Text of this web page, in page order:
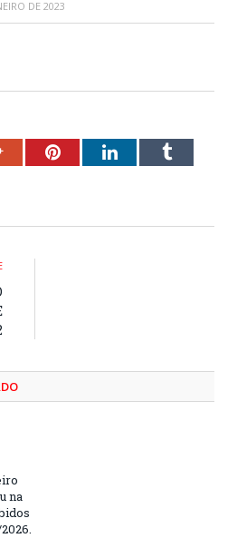
DE 2023
Google+PinterestLinkedInTumblr
na